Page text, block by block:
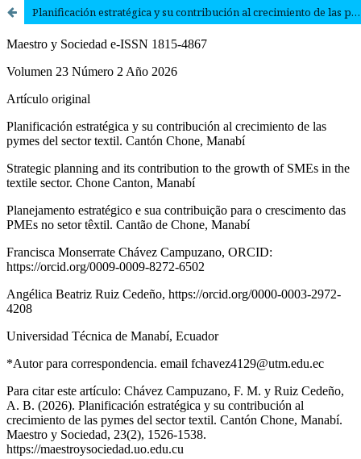
Planificación estratégica y su contribución al crecimiento de las pymes del sector textil. Cantón Chone, Manabí